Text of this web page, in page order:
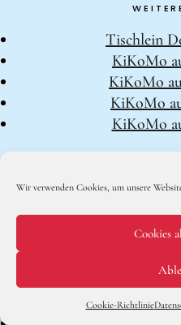
Wir verwenden Cookies, um unsere
Cookies
Cookie-Richtlinie
Tischlein
KiKoMo
KiKoMo
KiKoMo
KiKoMo